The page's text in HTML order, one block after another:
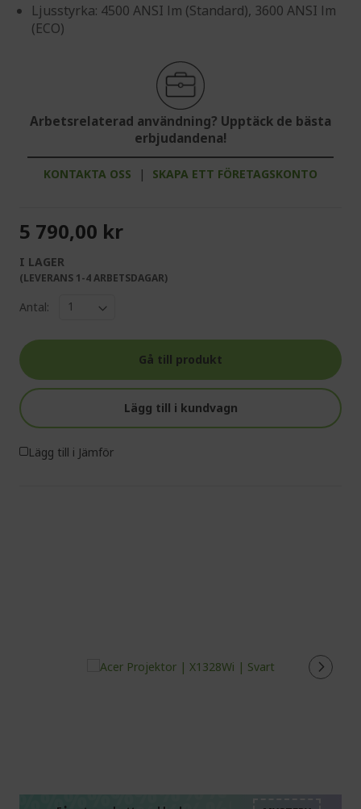
Ljusstyrka: 4500 ANSI lm (Standard), 3600 ANSI lm
(ECO)
Arbetsrelaterad användning? Upptäck de bästa
erbjudandena!
KONTAKTA OSS | SKAPA ETT FÖRETAGSKONTO
5 790,00 kr
I LAGER
(LEVERANS 1-4 ARBETSDAGAR)
Antal:
Gå till produkt
Lägg till i kundvagn
Lägg till i Jämför